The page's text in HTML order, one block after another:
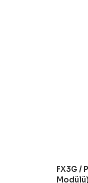
FX3G /
Modülü)